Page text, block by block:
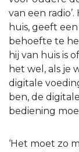
van een
huis, geeft
behoefte te
hij van huis is
het wel, als je
digitale
ben, de
bediening
‘Het moet zo